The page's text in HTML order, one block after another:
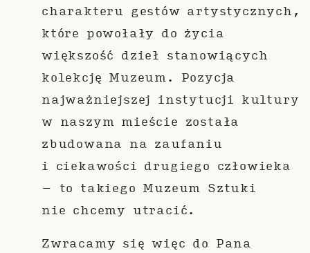
charakteru gestów artystycznych,
które powołały do życia
większość dzieł stanowiących
kolekcję Muzeum. Pozycja
najważniejszej instytucji kultury
w naszym mieście została
zbudowana na zaufaniu
i ciekawości drugiego człowieka
– to takiego Muzeum Sztuki
nie chcemy utracić.
Zwracamy się więc do Pana